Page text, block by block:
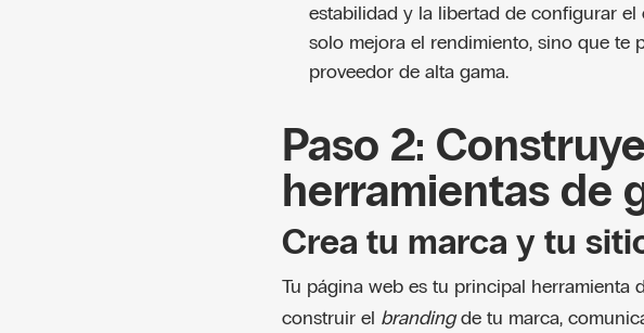
estabilidad y la libertad de configurar el
solo mejora el rendimiento, sino que te
proveedor de alta gama.
Paso 2:
herramientas de
Crea tu marca y tu
Tu página web es tu principal herramienta
construir el brandingde tu marca,